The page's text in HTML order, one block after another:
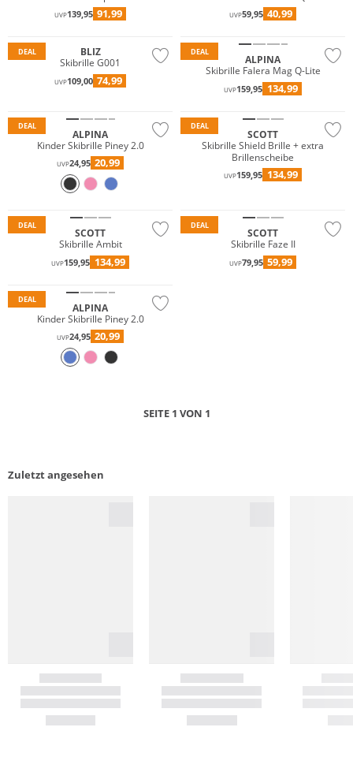
UVP139,95 91,99 UVP59,95 40,99
DEAL
BLIZ
Skibrille G001
UVP109,00 74,99
DEAL
ALPINA
Skibrille Falera Mag Q-Lite
UVP159,95 134,99
DEAL
ALPINA
Kinder Skibrille Piney 2.0
UVP24,95 20,99
DEAL
SCOTT
Skibrille Shield Brille + extra
Brillenscheibe
UVP159,95 134,99
DEAL
SCOTT
Skibrille Ambit
UVP159,95 134,99
DEAL
SCOTT
Skibrille Faze II
UVP79,95 59,99
DEAL
ALPINA
Kinder Skibrille Piney 2.0
UVP24,95 20,99
SEITE 1 VON 1
Zuletzt angesehen